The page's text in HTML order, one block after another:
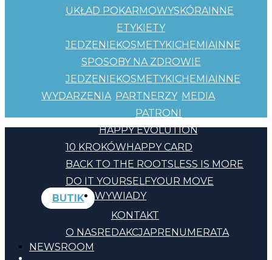
UKŁAD POKARMOWYSKÓRAINNE
ETYKIETY
JEDZENIEKOSMETYKICHEMIAINNE
SPOSOBY NA ZDROWIE
JEDZENIEKOSMETYKICHEMIAINNE
WYDARZENIA PARTNERZY
PATRONI
MEDIA
HAPPY EVOLUTION
10 KROKÓWHAPPY CARD
BACK TO THE ROOTSLESS IS MORE
DO IT YOURSELFYOUR MOVE
BUTIK
KONTAKT
O NASREDAKCJAPRENUMERATA
WYWIADY
NEWSROOM